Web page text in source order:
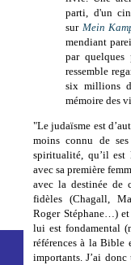
parti, d'un
sur Mein
mendiant
par
ressemble
six millions
mémoire des
"Le judaïsme est
moins connu de
spiritualité, qu’il est
avec sa première
avec la destinée de
fidèles (Chagall,
Roger Stéphane…)
lui est fondamental
références à la Bible
importants. J’ai